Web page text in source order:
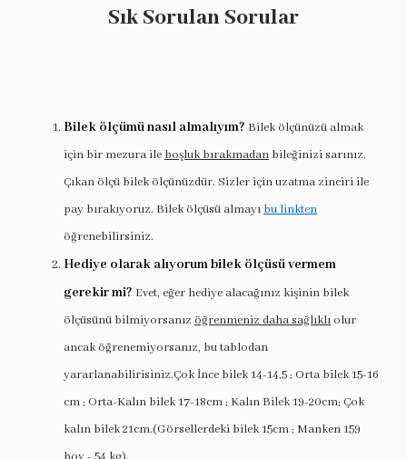
Sık Sorulan Sorular
Bilek ölçümü nasıl almalıyım? Bilek ölçünüzü almak
için bir mezura ile boşluk bırakmadan bileğinizi sarınız.
Çıkan ölçü bilek ölçünüzdür. Sizler için uzatma zinciri ile
pay bırakıyoruz. Bilek ölçüsü almayı bu linkten
öğrenebilirsiniz.
Hediye olarak alıyorum bilek ölçüsü vermem
gerekir mi? Evet, eğer hediye alacağınız kişinin bilek
ölçüsünü bilmiyorsanız öğrenmeniz daha sağlıklı olur
ancak öğrenemiyorsanız, bu tablodan
yararlanabilirisiniz.Çok İnce bilek 14-14,5 ; Orta bilek 15-16
cm ; Orta-Kalın bilek 17-18cm ; Kalın Bilek 19-20cm; Çok
kalın bilek 21cm.(Görsellerdeki bilek 15cm ; Manken 159